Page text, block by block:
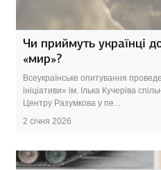
Чи приймуть українці
«мир»?
Всеукраїнське опитування
ініціативи» ім. Ілька Кучеріва
Центру Разумкова у пе...
2 січня 2026